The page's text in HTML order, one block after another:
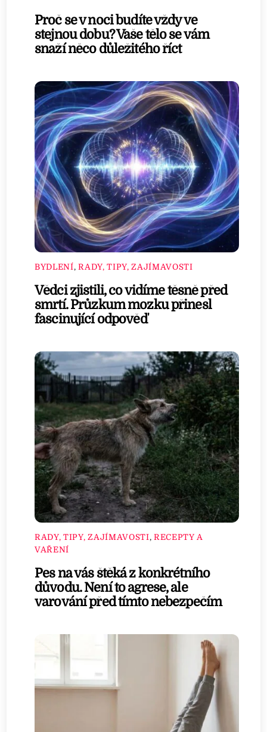
Proč se v noci budíte vždy ve
stejnou dobu? Vaše tělo se vám
snaží něco důležitého říct
BYDLENÍ,RADY, TIPY, ZAJÍMAVOSTI
Vědci zjistili, co vidíme těsně před
smrtí. Průzkum mozku přinesl
fascinující odpověď
RADY, TIPY, ZAJÍMAVOSTI, RECEPTY A
VAŘENÍ
Pes na vás štěká z konkrétního
důvodu. Není to agrese, ale
varování před tímto nebezpečím